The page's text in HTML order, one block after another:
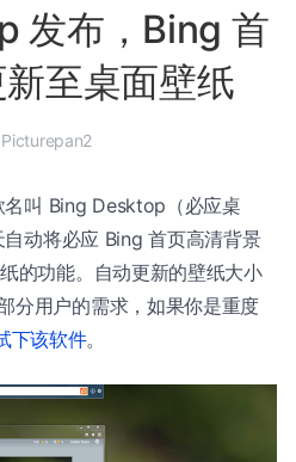
发布，Bing 首
至桌面壁纸
Picturepan2
叫 Bing Desktop（必应桌
动将必应 Bing 首页高清背景
的功能。自动更新的壁纸大小
分用户的需求，如果你是重度
下该软件。